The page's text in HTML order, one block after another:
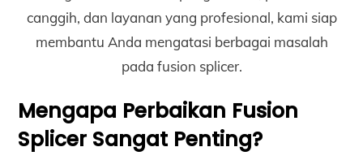
canggih, dan layanan yang profesional, kami siap
membantu Anda mengatasi berbagai masalah
pada fusion splicer.
Mengapa Perbaikan Fusion
Splicer Sangat Penting?